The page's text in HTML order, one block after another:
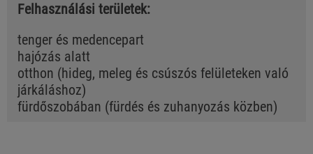
Felhasználási területek:
tenger és medencepart
hajózás alatt
otthon (hideg, meleg és csúszós felületeken való
járkáláshoz)
fürdőszobában (fürdés és zuhanyozás közben)